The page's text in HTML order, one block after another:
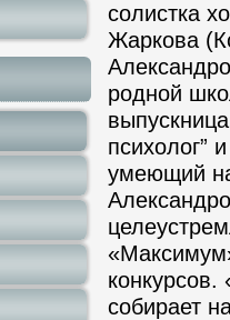
солистка
Жаркова
родной
психолог”
умеющий
собирает